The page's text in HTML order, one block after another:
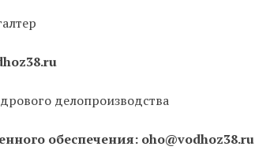
делопроизводства
обеспечения: oho@vodhoz38.ru